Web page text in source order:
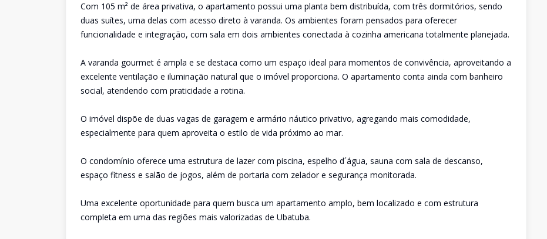
Com 105 m² de área privativa, o apartamento possui uma planta bem distribuída, com três dormitórios, sendo
duas suítes, uma delas com acesso direto à varanda. Os ambientes foram pensados para oferecer
funcionalidade e integração, com sala em dois ambientes conectada à cozinha americana totalmente planejada.
A varanda gourmet é ampla e se destaca como um espaço ideal para momentos de convivência, aproveitando a
excelente ventilação e iluminação natural que o imóvel proporciona. O apartamento conta ainda com banheiro
social, atendendo com praticidade a rotina.
O imóvel dispõe de duas vagas de garagem e armário náutico privativo, agregando mais comodidade,
especialmente para quem aproveita o estilo de vida próximo ao mar.
O condomínio oferece uma estrutura de lazer com piscina, espelho d´água, sauna com sala de descanso,
espaço fitness e salão de jogos, além de portaria com zelador e segurança monitorada.
Uma excelente oportunidade para quem busca um apartamento amplo, bem localizado e com estrutura
completa em uma das regiões mais valorizadas de Ubatuba.